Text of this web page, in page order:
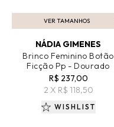
VER TAMANHOS
ADICIONAR AO CARRINHO
NÁDIA GIMENES
Brinco Feminino Botão
Ficção Pp - Dourado
R$ 237,00
2 X R$ 118,50
WISHLIST